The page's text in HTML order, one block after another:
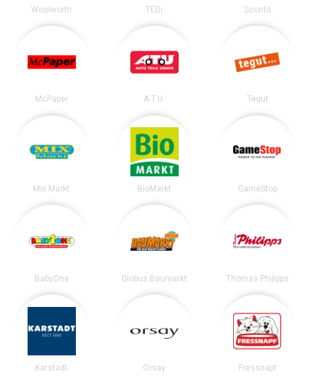
Woolworth TEDi Sconto
McPaper A.T.U. Tegut
Mix Markt BioMarkt GameStop
BabyOne Globus Baumarkt Thomas Philipps
Karstadt Orsay Fressnapf